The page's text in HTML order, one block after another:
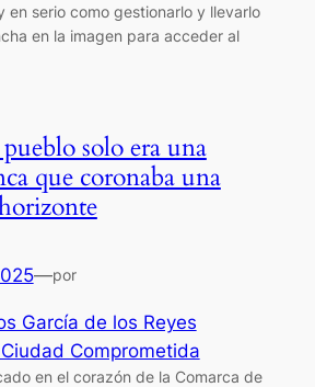
en serio como gestionarlo y llevarlo
en la imagen para acceder al
solo era una
que coronaba una
—por
García de los Reyes
Comprometida
en el corazón de la Comarca de